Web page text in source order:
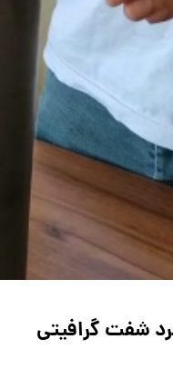
شفت گرافیتی